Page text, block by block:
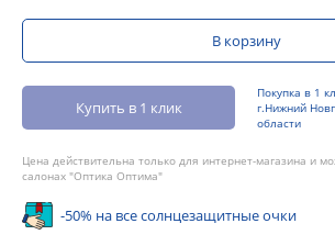
В корзину
Купить в 1 клик
Покупка в 1
г.Нижний
области
Цена действительна только для интернет-магазина и
салонах "Оптика Оптима"
-50% на все солнцезащитные очки